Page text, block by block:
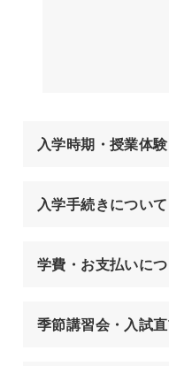
入学時期・授業体
入学手続きについて
学費・お支払いに
季節講習会・入試